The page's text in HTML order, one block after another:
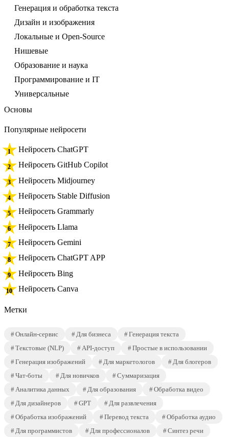
Генерация и обработка текста
Дизайн и изображения
Локальные и Open-Source
Нишевые
Образование и наука
Программирование и IT
Универсальные
Основы
Популярные нейросети
Нейросеть ChatGPT
Нейросеть GitHub Copilot
Нейросеть Midjourney
Нейросеть Stable Diffusion
Нейросеть Grammarly
Нейросеть Llama
Нейросеть Gemini
Нейросеть ChatGPT APP
Нейросеть Bing
Нейросеть Canva
Метки
Онлайн-сервис Для бизнеса
Генерация текста
Текстовые (NLP)
API-доступ
Простые в использовании
Генерация изображений
Для маркетологов
Для блогеров
Чат-боты
Для новичков
Суммаризация
Аналитика данных
Для образования
Обработка видео
Для дизайнеров
GPT
Для развлечения
Обработка изображений
Перевод текста
Обработка аудио
Для программистов
Для профессионалов
Синтез речи